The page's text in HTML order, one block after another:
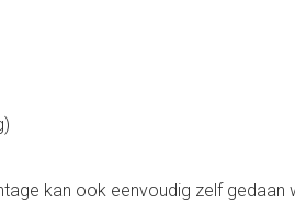
kan ook eenvoudig zelf gedaan